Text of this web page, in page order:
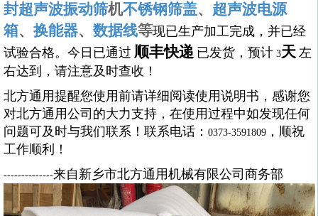
封超声波振动筛机不锈钢筛盖、 超声波电源
箱、 换能器、 数据线等现已生产加工完成，并已经
试验合格。今日已通过 顺丰快递 已发货，预计3天 左
右达到，请注意及时查收！
北方通用提醒您使用前请详细阅读使用说明书，感谢您
对北方通用公司的大力支持，在使用过程中如发现任何
问题可及时与我们联系！联系电话： 0373-3591809，顺祝
工作顺利！
--------------来自新乡市北方通用机械有限公司商务部